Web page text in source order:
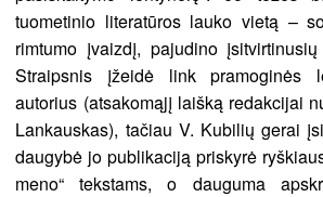
tuometinio literatūros lauko vietą –
rimtumo įvaizdį, pajudino
Straipsnis įžeidė link pramoginės
autorius (atsakomąjį laišką redakcijai
Lankauskas), tačiau V. Kubilių gerai
daugybė jo publikaciją priskyrė
meno“ tekstams, o dauguma